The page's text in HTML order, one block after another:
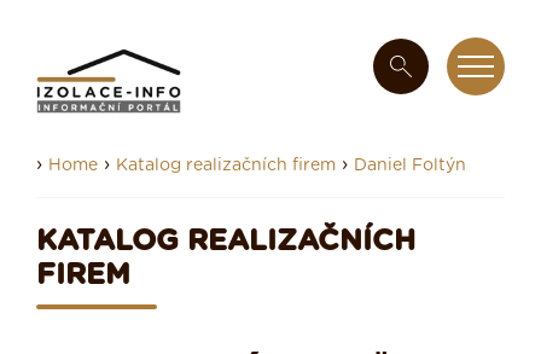
› Home › Katalog realizačních firem › Daniel Foltýn
KATALOG REALIZAČNÍCH
FIREM